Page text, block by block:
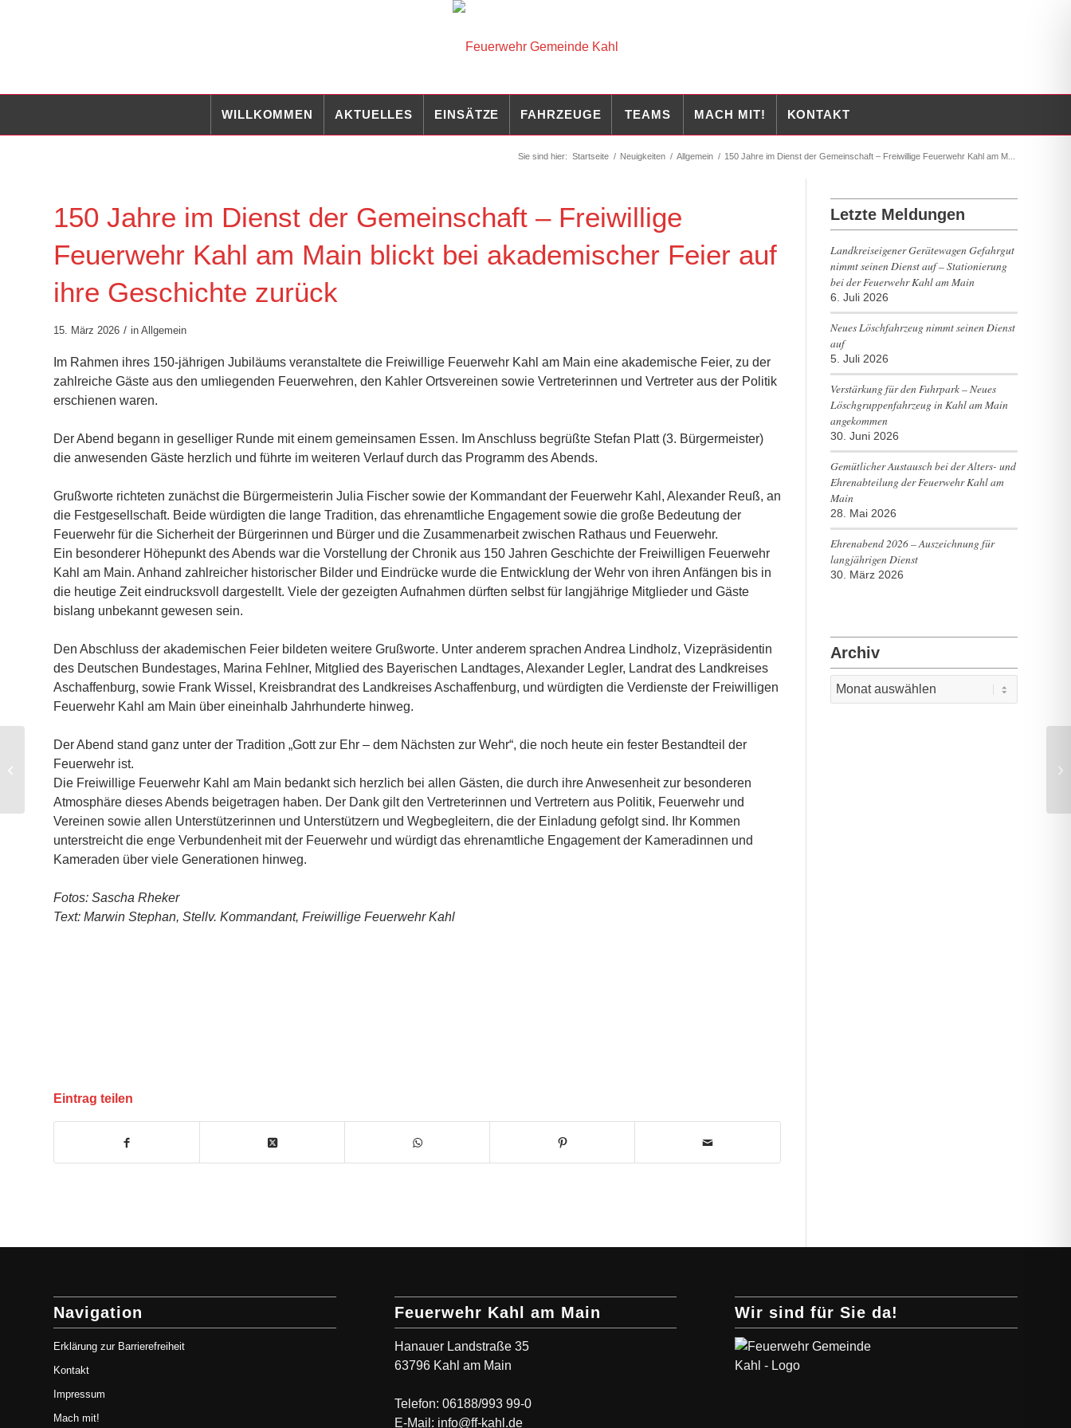
WILLKOMMEN AKTUELLES EINSÄTZE FAHRZEUGE TEAMS MACH MIT! KONTAKT
Sie sind hier: Startseite / Neuigkeiten / Allgemein / 150 Jahre im Dienst der Gemeinschaft – Freiwillige Feuerwehr Kahl am M...
150 Jahre im Dienst der Gemeinschaft – Freiwillige
Feuerwehr Kahl am Main blickt bei akademischer Feier auf
ihre Geschichte zurück
15. März 2026 / in Allgemein
Im Rahmen ihres 150-jährigen Jubiläums veranstaltete die Freiwillige Feuerwehr Kahl am Main eine akademische Feier, zu der
zahlreiche Gäste aus den umliegenden Feuerwehren, den Kahler Ortsvereinen sowie Vertreterinnen und Vertreter aus der Politik
erschienen waren.
Der Abend begann in geselliger Runde mit einem gemeinsamen Essen. Im Anschluss begrüßte Stefan Platt (3. Bürgermeister)
die anwesenden Gäste herzlich und führte im weiteren Verlauf durch das Programm des Abends.
Grußworte richteten zunächst die Bürgermeisterin Julia Fischer sowie der Kommandant der Feuerwehr Kahl, Alexander Reuß, an
die Festgesellschaft. Beide würdigten die lange Tradition, das ehrenamtliche Engagement sowie die große Bedeutung der
Feuerwehr für die Sicherheit der Bürgerinnen und Bürger und die Zusammenarbeit zwischen Rathaus und Feuerwehr.
Ein besonderer Höhepunkt des Abends war die Vorstellung der Chronik aus 150 Jahren Geschichte der Freiwilligen Feuerwehr
Kahl am Main. Anhand zahlreicher historischer Bilder und Eindrücke wurde die Entwicklung der Wehr von ihren Anfängen bis in
die heutige Zeit eindrucksvoll dargestellt. Viele der gezeigten Aufnahmen dürften selbst für langjährige Mitglieder und Gäste
bislang unbekannt gewesen sein.
Den Abschluss der akademischen Feier bildeten weitere Grußworte. Unter anderem sprachen Andrea Lindholz, Vizepräsidentin
des Deutschen Bundestages, Marina Fehlner, Mitglied des Bayerischen Landtages, Alexander Legler, Landrat des Landkreises
Aschaffenburg, sowie Frank Wissel, Kreisbrandrat des Landkreises Aschaffenburg, und würdigten die Verdienste der Freiwilligen
Feuerwehr Kahl am Main über eineinhalb Jahrhunderte hinweg.
Der Abend stand ganz unter der Tradition „Gott zur Ehr – dem Nächsten zur Wehr“, die noch heute ein fester Bestandteil der
Feuerwehr ist.
Die Freiwillige Feuerwehr Kahl am Main bedankt sich herzlich bei allen Gästen, die durch ihre Anwesenheit zur besonderen
Atmosphäre dieses Abends beigetragen haben. Der Dank gilt den Vertreterinnen und Vertretern aus Politik, Feuerwehr und
Vereinen sowie allen Unterstützerinnen und Unterstützern und Wegbegleitern, die der Einladung gefolgt sind. Ihr Kommen
unterstreicht die enge Verbundenheit mit der Feuerwehr und würdigt das ehrenamtliche Engagement der Kameradinnen und
Kameraden über viele Generationen hinweg.
Fotos: Sascha Rheker
Text: Marwin Stephan, Stellv. Kommandant, Freiwillige Feuerwehr Kahl
Eintrag teilen
Letzte Meldungen
Landkreiseigener Gerätewagen Gefahrgut
nimmt seinen Dienst auf – Stationierung
bei der Feuerwehr Kahl am Main
6. Juli 2026
Neues Löschfahrzeug nimmt seinen Dienst
auf
5. Juli 2026
Verstärkung für den Fuhrpark – Neues
Löschgruppenfahrzeug in Kahl am Main
angekommen
30. Juni 2026
Gemütlicher Austausch bei der Alters- und
Ehrenabteilung der Feuerwehr Kahl am
Main
28. Mai 2026
Ehrenabend 2026 – Auszeichnung für
langjährigen Dienst
30. März 2026
Archiv
Navigation
Erklärung zur Barrierefreiheit
Kontakt
Impressum
Mach mit!
Feuerwehr Kahl am Main
Hanauer Landstraße 35
63796 Kahl am Main
Telefon: 06188/993 99-0
E-Mail: info@ff-kahl.de
Wir sind für Sie da!
150 Jahre Feuerwehr
Kahl am Main – Wir
feiern Jubiläum!